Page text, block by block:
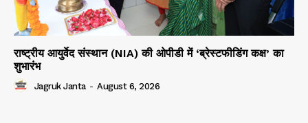
राष्ट्रीय आयुर्वेद संस्थान (NIA) की ओपीडी में ‘ब्रेस्टफीडिंग कक्ष’ का
शुभारंभ
Jagruk Janta - August 6, 2026